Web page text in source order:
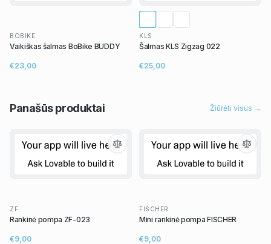
BOBIKE
Vaikiškas šalmas BoBike BUDDY
€23,00
KLS
Šalmas KLS Zigzag 022
€25,00
Panašūsproduktai Žiūrėti visus →
ZF
Rankinė pompa ZF-023
€9,00
FISCHER
Mini rankinė pompa FISCHER
€9,00